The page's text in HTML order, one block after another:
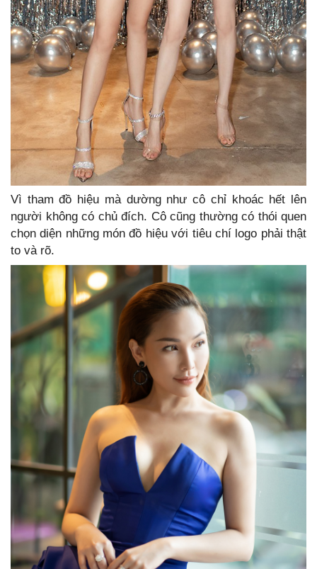
Vì tham đồ hiệu mà dường như cô chỉ khoác hết lên
người không có chủ đích. Cô cũng thường có thói quen
chọn diện những món đồ hiệu với tiêu chí logo phải thật
to và rõ.